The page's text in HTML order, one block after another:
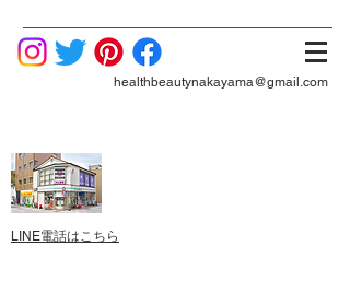
healthbeautynakayama@gmail.com
LINE電話はこちら